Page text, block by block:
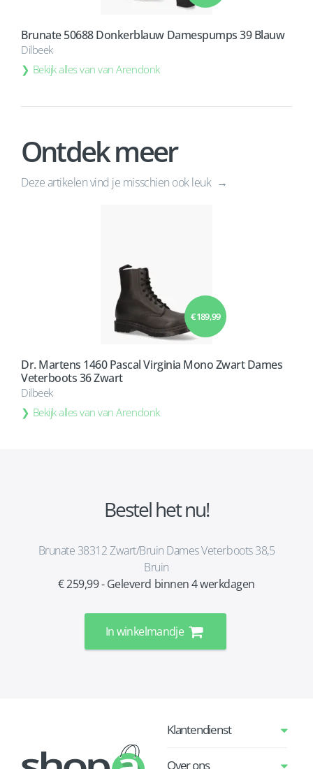
Brunate 50688 Donkerblauw Damespumps 39 Blauw
Dilbeek
Bekijk alles van van Arendonk
€ 189,99
Dr. Martens 1460 Pascal Virginia Mono Zwart Dames
Veterboots 36 Zwart
Dilbeek
Bekijk alles van van Arendonk
Ontdek meer
Deze artikelen vind je misschien ook leuk
Bestel het nu!
Brunate 38312 Zwart/Bruin Dames Veterboots 38,5
Bruin
€ 259,99 - Geleverd binnen 4 werkdagen
In winkelmandje
Klantendienst
Over ons